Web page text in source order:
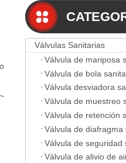
Válvulas Sanitarias
Válvula de mariposa
Válvula de bola
Válvula desviadora
Válvula de muestreo
Válvula de retención
Válvula de diafragma
Válvula de seguridad
Válvula de alivio de